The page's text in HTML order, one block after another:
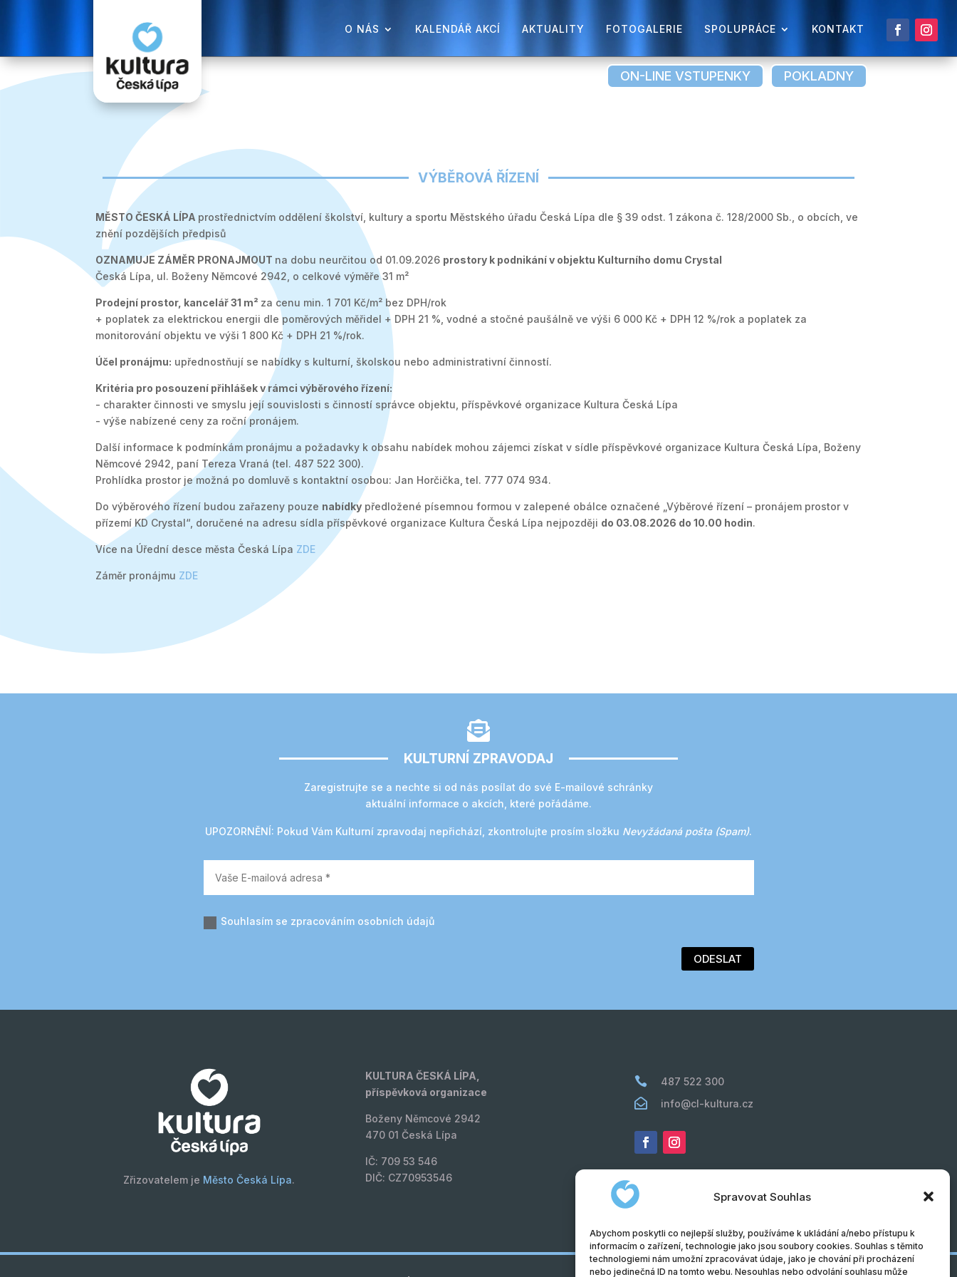
Spravovat Souhlas
Abychom poskytli co nejlepší služby, používáme k ukládání a/nebo přístupu k
informacím o zařízení, technologie jako jsou soubory cookies. Souhlas s těmito
technologiemi nám umožní zpracovávat údaje, jako je chování při procházení
nebo jedinečná ID na tomto webu. Nesouhlas nebo odvolání souhlasu může
O NÁS KALENDÁŘ AKCÍ AKTUALITY FOTOGALERIE SPOLUPRÁCE KONTAKT
ON-LINE VSTUPENKY POKLADNY
VÝBĚROVÁ ŘÍZENÍ
MĚSTO ČESKÁ LÍPA prostřednictvím oddělení školství, kultury a sportu Městského úřadu Česká Lípa dle § 39 odst. 1 zákona č. 128/2000 Sb., o obcích, ve
znění pozdějších předpisů
OZNAMUJE ZÁMĚR PRONAJMOUT na dobu neurčitou od 01.09.2026 prostory k podnikání v objektu Kulturního domu Crystal
Česká Lípa, ul. Boženy Němcové 2942, o celkové výměře 31 m²
Prodejní prostor, kancelář 31 m² za cenu min. 1 701 Kč/m² bez DPH/rok
+ poplatek za elektrickou energii dle poměrových měřidel + DPH 21 %, vodné a stočné paušálně ve výši 6 000 Kč + DPH 12 %/rok a poplatek za
monitorování objektu ve výši 1 800 Kč + DPH 21 %/rok.
Účel pronájmu: upřednostňují se nabídky s kulturní, školskou nebo administrativní činností.
Kritéria pro posouzení přihlášek v rámci výběrového řízení:
- charakter činnosti ve smyslu její souvislosti s činností správce objektu, příspěvkové organizace Kultura Česká Lípa
- výše nabízené ceny za roční pronájem.
Další informace k podmínkám pronájmu a požadavky k obsahu nabídek mohou zájemci získat v sídle příspěvkové organizace Kultura Česká Lípa, Boženy
Němcové 2942, paní Tereza Vraná (tel. 487 522 300).
Prohlídka prostor je možná po domluvě s kontaktní osobou: Jan Horčička, tel. 777 074 934.
Do výběrového řízení budou zařazeny pouze nabídky předložené písemnou formou v zalepené obálce označené „Výběrové řízení – pronájem prostor v
přízemí KD Crystal“, doručené na adresu sídla příspěvkové organizace Kultura Česká Lípa nejpozději do 03.08.2026 do 10.00 hodin.
Více na Úřední desce města Česká Lípa ZDE
Záměr pronájmu ZDE

KULTURNÍ ZPRAVODAJ
Zaregistrujte se a nechte si od nás posílat do své E-mailové schránky
aktuální informace o akcích, které pořádáme.
UPOZORNĚNÍ: Pokud Vám Kulturní zpravodaj nepřichází, zkontrolujte prosím složku Nevyžádaná pošta (Spam).
Souhlasím se zpracováním osobních údajů
ODESLAT
Zřizovatelem je Město Česká Lípa.
KULTURA ČESKÁ LÍPA,
příspěvková organizace
Boženy Němcové 2942
470 01 Česká Lípa
IČ: 709 53 546
DIČ: CZ70953546
 487 522 300
 info@cl-kultura.cz